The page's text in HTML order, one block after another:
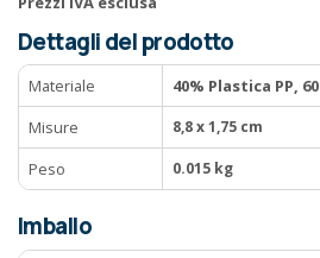
Dettagli del prodotto
Materiale
40% Plastica PP,
Misure
8,8 x 1,75 cm
Peso 0.015 kg
Imballo